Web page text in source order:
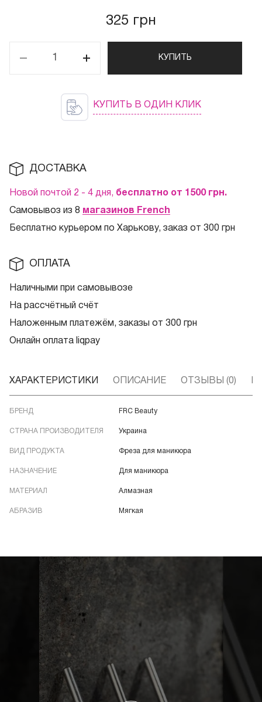
325 грн
КУПИТЬ
КУПИТЬ В ОДИН КЛИК
ДОСТАВКА
Новой почтой 2 - 4 дня, бесплатно от 1500 грн.
Самовывоз из 8 магазинов French
Бесплатно курьером по Харькову, заказ от 300 грн
ОПЛАТА
Наличными при самовывозе
На рассчётный счёт
Наложенным платежём, заказы от 300 грн
Онлайн оплата liqpay
ХАРАКТЕРИСТИКИ ОПИСАНИЕ ОТЗЫВЫ (0)
БРЕНД FRC Beauty
СТРАНА ПРОИЗВОДИТЕЛЯ Украина
ВИД ПРОДУКТА Фреза для маникюра
НАЗНАЧЕНИЕ Для маникюра
МАТЕРИАЛ Алмазная
АБРАЗИВ Мягкая